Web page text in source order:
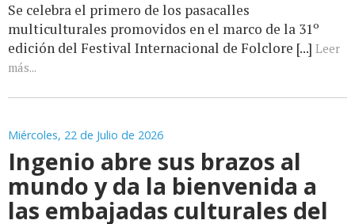
Se celebra el primero de los pasacalles
multiculturales promovidos en el marco de la 31º
edición del Festival Internacional de Folclore [...] Leer
más...
Miércoles, 22 de Julio de 2026
Ingenio abre sus brazos al
mundo y da la bienvenida a
las embajadas culturales del